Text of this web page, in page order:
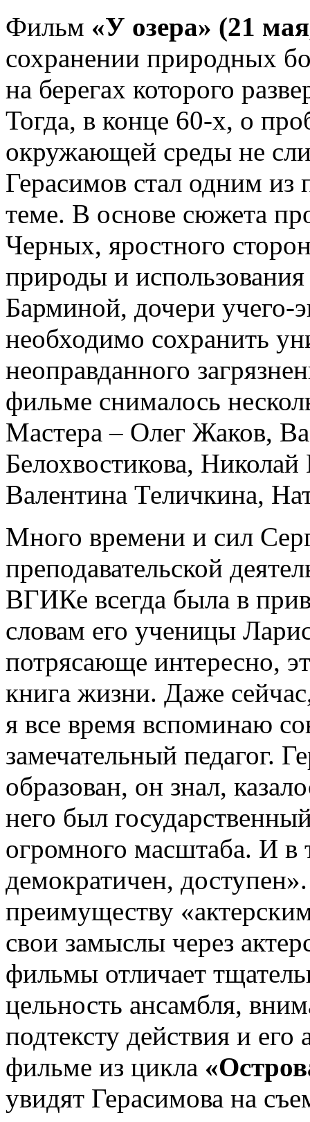
Фильм «У озера» (21
сохранении природных
на берегах которого
Тогда, в конце 60-х, о
окружающей среды не
Герасимов стал одним из
теме. В основе сюжета
Черных, яростного
природы и
Барминой, дочери учего-
необходимо сохранить
неоправданного
фильме снималось
Мастера – Олег Жаков,
Белохвостикова,
Валентина Теличкина,
Много времени и сил
преподавательской
ВГИКе всегда была в
словам его ученицы
потрясающе интересно,
книга жизни. Даже
я все время вспоминаю
замечательный педагог.
образован, он знал,
него был
огромного масштаба. И в
демократичен,
преимуществу
свои замыслы через
фильмы отличает
цельность ансамбля,
подтексту действия и
фильме из цикла
увидят Герасимова на